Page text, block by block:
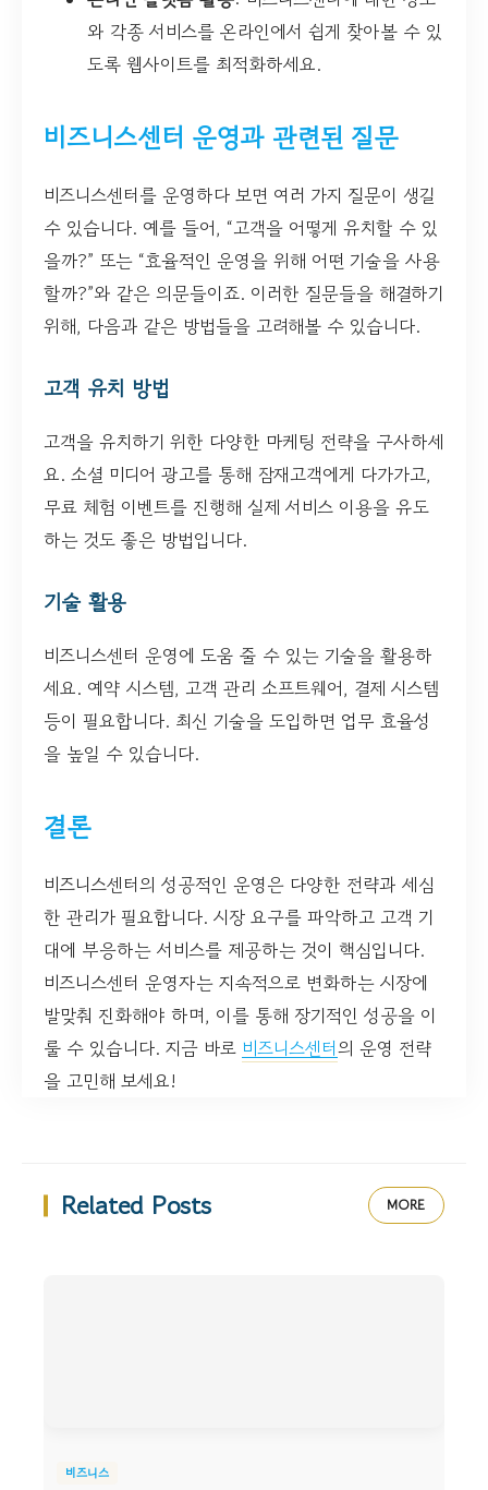
와 각종 서비스를 온라인에서 쉽게 찾아볼 수 있
도록 웹사이트를 최적화하세요.
비즈니스센터 운영과 관련된 질문
비즈니스센터를 운영하다 보면 여러 가지 질문이 생길
수 있습니다. 예를 들어, “고객을 어떻게 유치할 수 있
을까?” 또는 “효율적인 운영을 위해 어떤 기술을 사용
할까?”와 같은 의문들이죠. 이러한 질문들을 해결하기
위해, 다음과 같은 방법들을 고려해볼 수 있습니다.
고객 유치 방법
고객을 유치하기 위한 다양한 마케팅 전략을 구사하세
요. 소셜 미디어 광고를 통해 잠재고객에게 다가가고,
무료 체험 이벤트를 진행해 실제 서비스 이용을 유도
하는 것도 좋은 방법입니다.
기술 활용
비즈니스센터 운영에 도움 줄 수 있는 기술을 활용하
세요. 예약 시스템, 고객 관리 소프트웨어, 결제 시스템
등이 필요합니다. 최신 기술을 도입하면 업무 효율성
을 높일 수 있습니다.
결론
비즈니스센터의 성공적인 운영은 다양한 전략과 세심
한 관리가 필요합니다. 시장 요구를 파악하고 고객 기
대에 부응하는 서비스를 제공하는 것이 핵심입니다.
비즈니스센터 운영자는 지속적으로 변화하는 시장에
발맞춰 진화해야 하며, 이를 통해 장기적인 성공을 이
룰 수 있습니다. 지금 바로 비즈니스센터의 운영 전략
을 고민해 보세요!
Related Posts MORE
비즈니스